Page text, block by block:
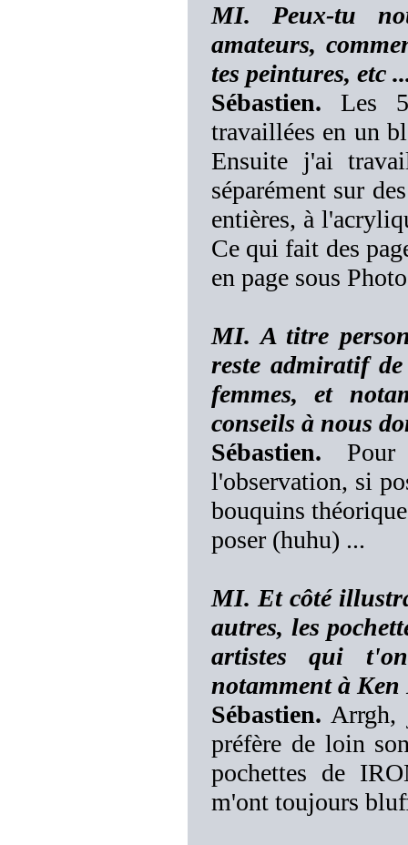
MI. Peux-tu
amateurs,
tes peintures, etc
Sébastien. Les
travaillées en un
Ensuite j'ai
séparément sur
entières, à
Ce qui fait des
en page sous
MI. A titre
reste admiratif
femmes, et
conseils à nous
Sébastien. Pour
l'observation, si
bouquins
poser (huhu) ...
MI. Et côté
autres, les
artistes qui
notamment à
Sébastien. Arrgh,
préfère de loin
pochettes de
m'ont toujours